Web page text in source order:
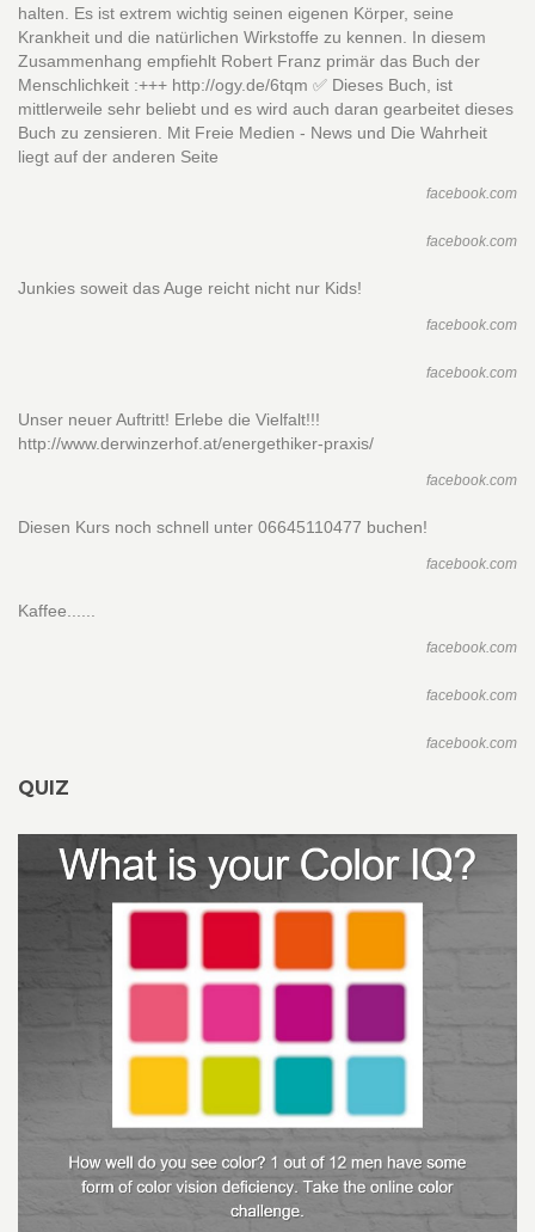
halten. Es ist extrem wichtig seinen eigenen Körper, seine
Krankheit und die natürlichen Wirkstoffe zu kennen. In diesem
Zusammenhang empfiehlt Robert Franz primär das Buch der
Menschlichkeit :+++ http://ogy.de/6tqm ✅ Dieses Buch, ist
mittlerweile sehr beliebt und es wird auch daran gearbeitet dieses
Buch zu zensieren. Mit Freie Medien - News und Die Wahrheit
liegt auf der anderen Seite
facebook.com
facebook.com
Junkies soweit das Auge reicht nicht nur Kids!
facebook.com
facebook.com
Unser neuer Auftritt! Erlebe die Vielfalt!!!
http://www.derwinzerhof.at/energethiker-praxis/
facebook.com
Diesen Kurs noch schnell unter 06645110477 buchen!
facebook.com
Kaffee......
facebook.com
facebook.com
facebook.com
QUIZ